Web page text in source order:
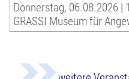
Donnerstag, 06.08.2026 |
GRASSI Museum für